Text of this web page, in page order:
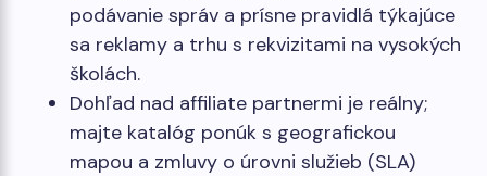
podávanie správ a prísne pravidlá týkajúce
sa reklamy a trhu s rekvizitami na vysokých
školách.
Dohľad nad affiliate partnermi je reálny;
majte katalóg ponúk s geografickou
mapou a zmluvy o úrovni služieb (SLA)